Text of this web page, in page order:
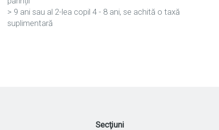
> 9 ani sau al 2-lea copil 4 - 8 ani, se achită o taxă
suplimentară
Secţiuni